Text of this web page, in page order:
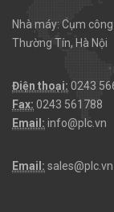
Nhà máy: Cụm
Thường Tín, Hà Nội
Điện thoại: 0243
Fax: 0243 561788
Email: info@plc.vn
Email: sales@plc.vn